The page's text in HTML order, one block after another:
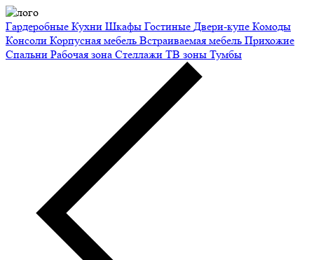
Гардеробные Кухни Шкафы Гостиные Двери-купе Комоды
Консоли Корпусная мебель Встраиваемая мебель Прихожие
Спальни Рабочая зона Стеллажи ТВ зоны Тумбы